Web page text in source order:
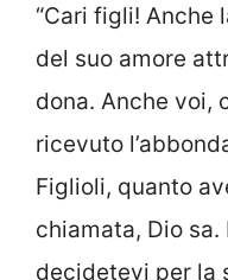
“Cari figli! Anche
del suo amore
dona. Anche voi,
ricevuto
Figlioli, quanto
chiamata, Dio
decidetevi per la